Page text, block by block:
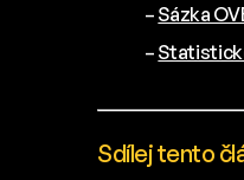
– Sázka
–
Sdílej tento